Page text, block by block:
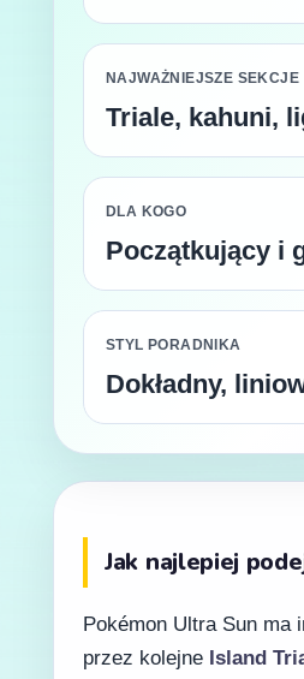
NAJWAŻNIEJSZE SEKCJE
Triale, kahuni,
DLA KOGO
Początkujący i
STYL PORADNIKA
Dokładny,
Jak najlepiej
Pokémon Ultra Sun ma
przez kolejne Island